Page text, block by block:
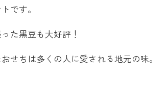
です。
た黒豆も大好評！
せちは多くの人に愛される地元の味。